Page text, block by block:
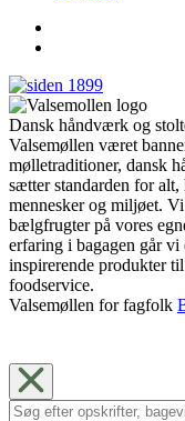
Dansk håndværk og
Valsemøllen været
mølletraditioner, dansk
sætter standarden for
mennesker og miljøet.
bælgfrugter på vores
erfaring i bagagen går
inspirerende produkter
foodservice.
Valsemøllen for fagfolk